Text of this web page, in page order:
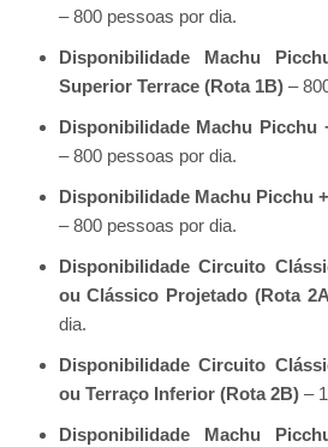
– 800 pessoas por dia.
Disponibilidade Machu
Superior Terrace (Rota 1B)–
Disponibilidade Machu Picchu
– 800 pessoas por dia.
Disponibilidade Machu Picchu
– 800 pessoas por dia.
Disponibilidade Circuito
ou Clássico Projetado (Rota
dia.
Disponibilidade Circuito
ou Terraço Inferior (Rota 2B)–
Disponibilidade Machu